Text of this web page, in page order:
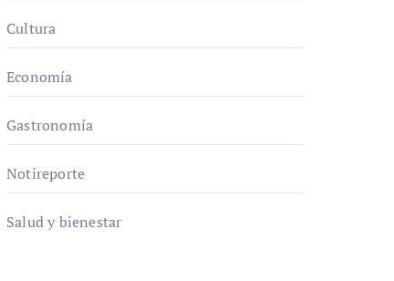
Cultura
Economía
Gastronomía
Notireporte
Salud y bienestar